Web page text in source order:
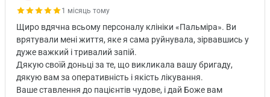
1 місяць тому
Щиро вдячна всьому персоналу клініки «Пальміра». Ви
врятували мені життя, яке я сама руйнувала, зірвавшись у
дуже важкий і тривалий запій.
Дякую своїй доньці за те, що викликала вашу бригаду,
дякую вам за оперативність і якість лікування.
Ваше ставлення до пацієнтів чудове, і дай Боже вам